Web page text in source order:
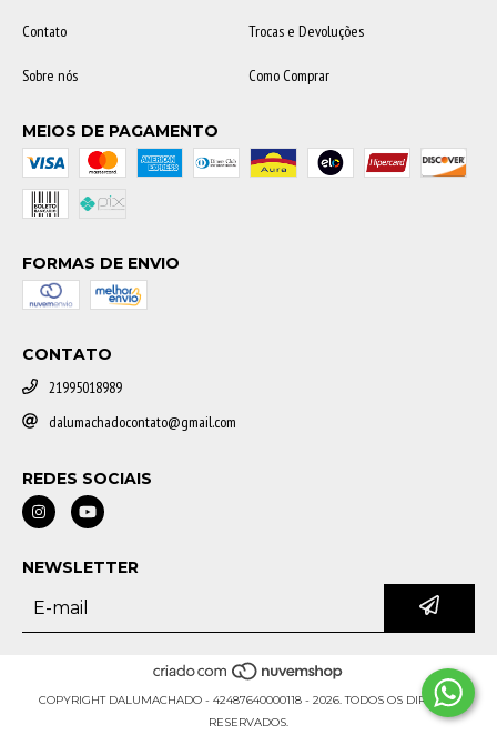
Contato Trocas e Devoluções
Sobre nós Como Comprar
MEIOS DE PAGAMENTO
FORMAS DE ENVIO
CONTATO
21995018989
dalumachadocontato@gmail.com
REDES SOCIAIS
NEWSLETTER
COPYRIGHT DALUMACHADO - 42487640000118 - 2026. TODOS OS DIREITOS
RESERVADOS.